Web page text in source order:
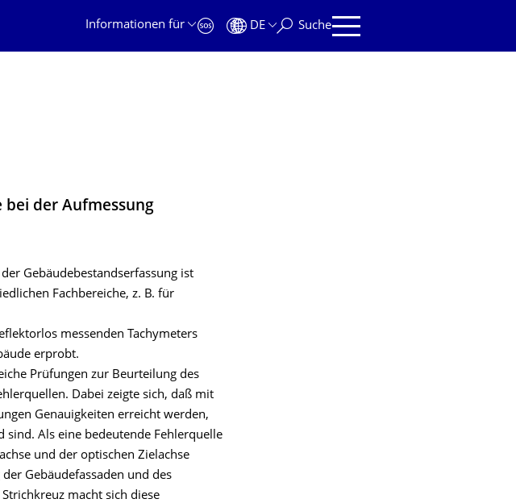
Informationen für
DE Suche
bei der Aufmessung
Gebäudebestandserfassung ist
Fachbereiche, z. B. für
messenden Tachymeters
erprobt.
Prüfungen zur Beurteilung des
Dabei zeigte sich, daß mit
Genauigkeiten erreicht werden,
sind. Als eine bedeutende Fehlerquelle
und der optischen Zielachse
Gebäudefassaden und des
macht sich diese